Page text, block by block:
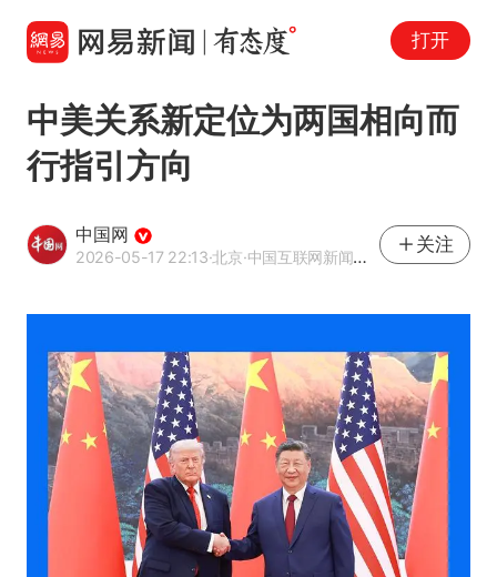
打开
中美关系新定位为两国相向而
行指引方向
中国网
2026-05-17 22:13·北京·中国互联网新闻中心（中国网）官方网易号
关注